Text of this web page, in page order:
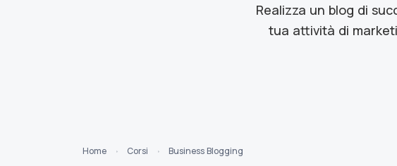
Realizza un blog di
tua attività di
Home Corsi Business Blogging